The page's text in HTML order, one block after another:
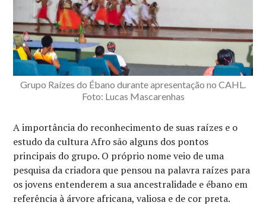
Grupo Raízes do Ébano durante apresentação no CAHL.
Foto: Lucas Mascarenhas
A importância do reconhecimento de suas raízes e o
estudo da cultura Afro são alguns dos pontos
principais do grupo. O próprio nome veio de uma
pesquisa da criadora que pensou na palavra raízes para
os jovens entenderem a sua ancestralidade e ébano em
referência à árvore africana, valiosa e de cor preta.